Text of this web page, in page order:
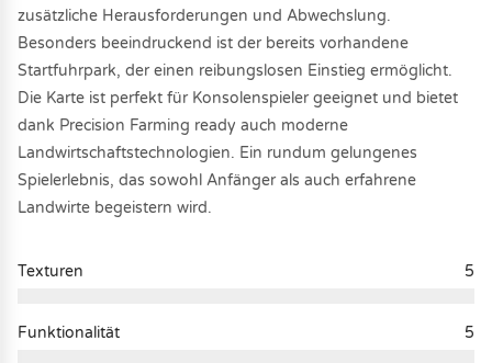
zusätzliche Herausforderungen und Abwechslung.
Besonders beeindruckend ist der bereits vorhandene
Startfuhrpark, der einen reibungslosen Einstieg ermöglicht.
Die Karte ist perfekt für Konsolenspieler geeignet und bietet
dank Precision Farming ready auch moderne
Landwirtschaftstechnologien. Ein rundum gelungenes
Spielerlebnis, das sowohl Anfänger als auch erfahrene
Landwirte begeistern wird.
Texturen 5
Funktionalität 5